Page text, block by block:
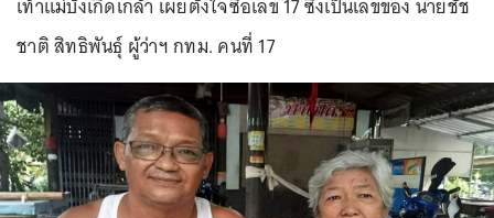
เท้าแม่บังเกิดเกล้า เผยตั้งใจซื้อเลข 17 ซึ่งเป็นเลขของ นายชัช
ชาติ สิทธิพันธุ์ ผู้ว่าฯ กทม. คนที่ 17